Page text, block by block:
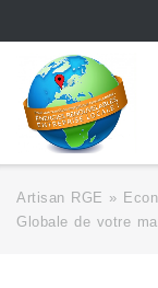
content
Artisan RGE »
Globale de votre